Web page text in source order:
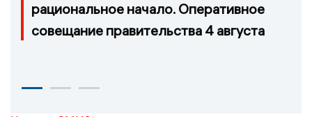
рациональное начало. Оперативное
совещание правительства 4 августа